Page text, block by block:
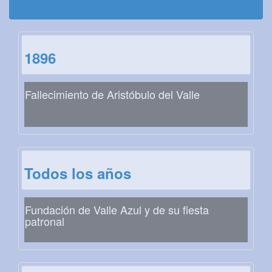
1896
Fallecimiento de Aristóbulo del Valle
Todos los años
Fundación de Valle Azul y de su fiesta
patronal